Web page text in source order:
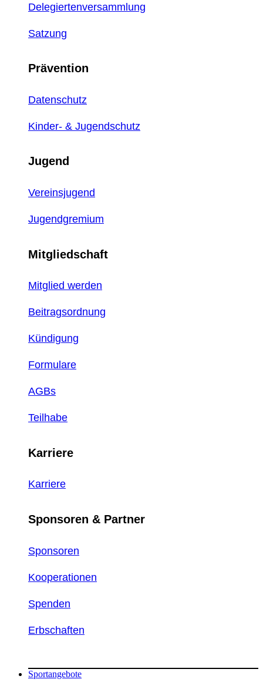
Delegiertenversammlung
Satzung
Prävention
Datenschutz
Kinder- & Jugendschutz
Jugend
Vereinsjugend
Jugendgremium
Mitgliedschaft
Mitglied werden
Beitragsordnung
Kündigung
Formulare
AGBs
Teilhabe
Karriere
Karriere
Sponsoren & Partner
Sponsoren
Kooperationen
Spenden
Erbschaften
Sportangebote